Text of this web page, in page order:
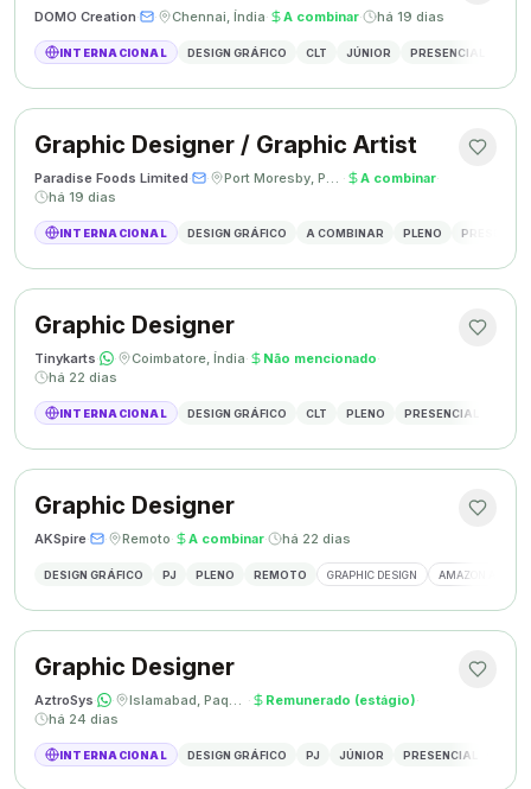
DOMO Creation· · Chennai, Índia· A combinar· há 19 dias
INTERNACIONAL DESIGN GRÁFICO CLT JÚNIOR PRESENCIAL
Graphic Designer / Graphic Artist
Paradise Foods Limited· · Port Moresby, Papua Nova Guiné · A combinar·
há 19 dias
INTERNACIONAL DESIGN GRÁFICO A COMBINAR PLENO
Graphic Designer
Tinykarts· · Coimbatore, Índia· Não mencionado·
há 22 dias
INTERNACIONAL DESIGN GRÁFICO CLT PLENO PRESENCIAL
Graphic Designer
AKSpire· · Remoto· A combinar· há 22 dias
DESIGN GRÁFICO PJ PLENO REMOTO GRAPHIC DESIGN AMAZON A+
Graphic Designer
AztroSys· · Islamabad, Paquistão · Remunerado (estágio)·
há 24 dias
INTERNACIONAL DESIGN GRÁFICO PJ JÚNIOR PRESENCIAL